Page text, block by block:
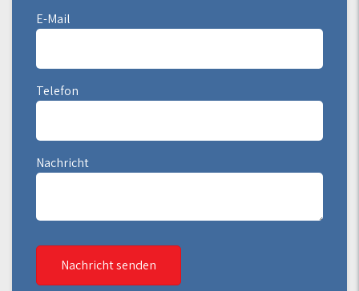
E-Mail
Telefon
Nachricht
Nachricht senden